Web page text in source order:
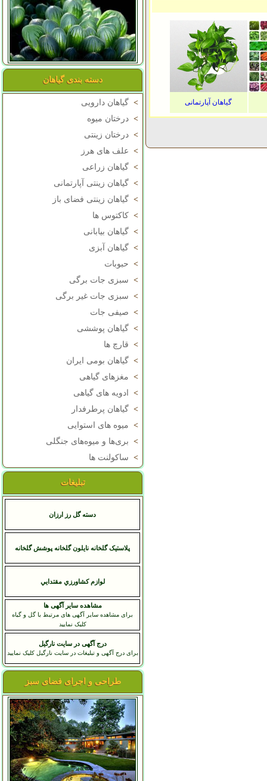
دسته بندی گیاهان
> گیاهان دارویی
> درختان میوه
> درختان زینتی
> علف های هرز
> گیاهان زراعی
> گیاهان زینتی آپارتمانی
> گیاهان زینتی فضای باز
> کاکتوس ها
> گیاهان بیابانی
> گیاهان آبزی
> حبوبات
> سبزی جات برگی
> سبزی جات غیر برگی
> صیفی جات
> گیاهان پوششی
> قارچ ها
> گیاهان بومی ایران
> مغزهای گیاهی
>
ادویه های گیاهی
> گیاهان پرطرفدار
> میوه های استوایی
> بری‌ها و میوه‌های جنگلی
> ساکولنت ها
تبلیغات
دسته گل رز ارزان
پلاستیک گلخانه نایلون گلخانه پوشش گلخانه
لوازم کشاورزي مقتدايي
مشاهده سایر آگهی ها
برای مشاهده سایر آگهی های مرتبط با گل و گیاه
کلیک نمایید
درج آگهی در سایت نارگیل
برای درج آگهی و تبلیغات در سایت نارگیل کلیک نمایید
طراحی و اجرای فضای سبز
گیاهان آپارتمانی